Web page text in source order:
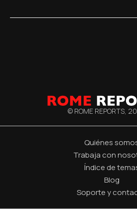
© ROME REPORTS,
Quiénes
Trabaja con
Índice de
Blog
Soporte y